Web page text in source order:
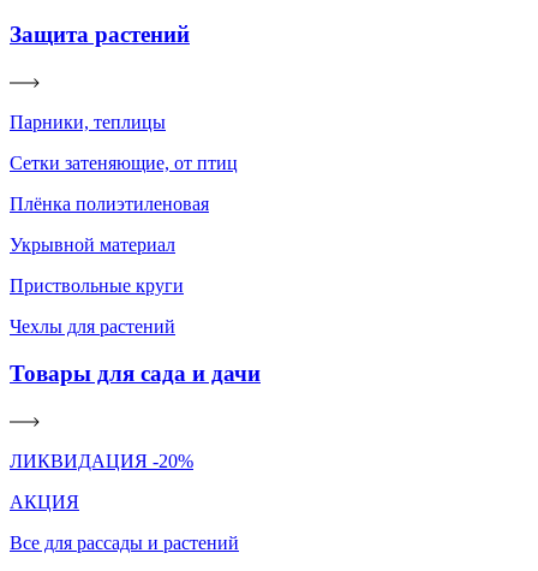
Защита растений
Парники, теплицы
Сетки затеняющие, от птиц
Плёнка полиэтиленовая
Укрывной материал
Приствольные круги
Чехлы для растений
Товары для сада и дачи
ЛИКВИДАЦИЯ -20%
АКЦИЯ
Все для рассады и растений